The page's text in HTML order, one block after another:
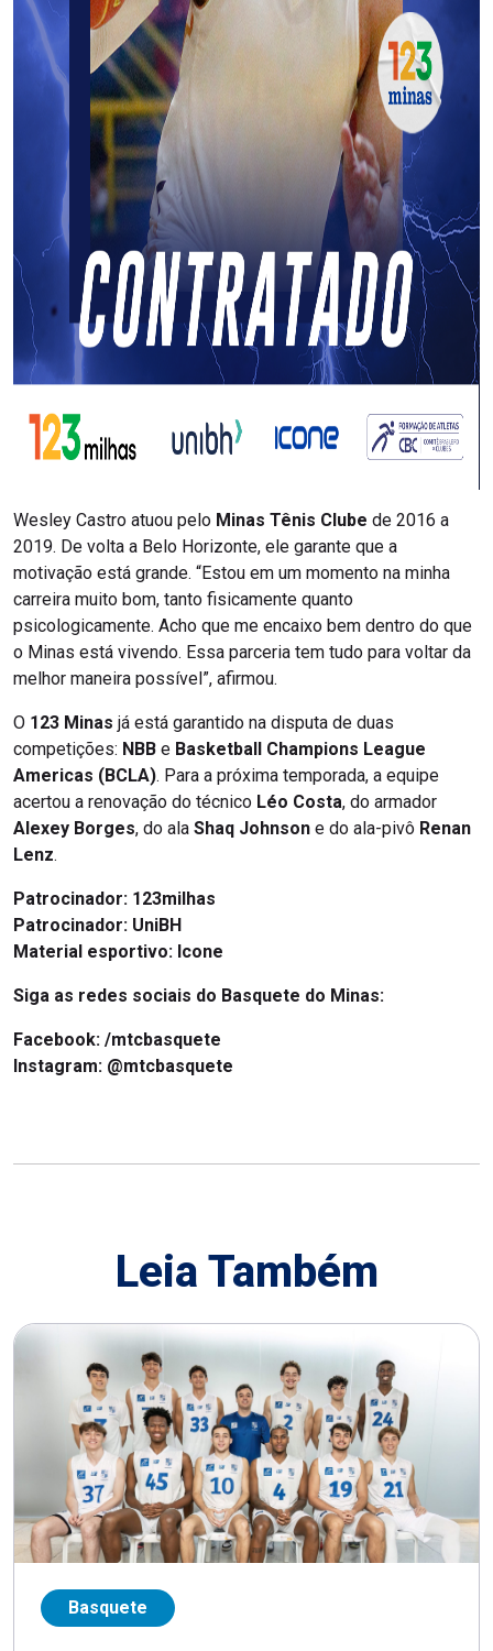
Wesley Castro atuou pelo Minas Tênis Clube de 2016 a
2019. De volta a Belo Horizonte, ele garante que a
motivação está grande. “Estou em um momento na minha
carreira muito bom, tanto fisicamente quanto
psicologicamente. Acho que me encaixo bem dentro do que
o Minas está vivendo. Essa parceria tem tudo para voltar da
melhor maneira possível”, afirmou.
O 123 Minas já está garantido na disputa de duas
competições: NBB e Basketball Champions League
Americas (BCLA). Para a próxima temporada, a equipe
acertou a renovação do técnico Léo Costa, do armador
Alexey Borges, do ala Shaq Johnson e do ala-pivô Renan
Lenz.
Patrocinador: 123milhas
Patrocinador: UniBH
Material esportivo: Icone
Siga as redes sociais do Basquete do Minas:
Facebook: /mtcbasquete
Instagram: @mtcbasquete
Leia Também
Basquete